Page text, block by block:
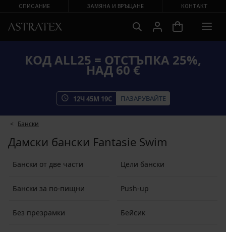
СПИСАНИЕ ЗАМЯНА И ВРЪЩАНЕ КОНТАКТ
КОД ALL25 = ОТСТЪПКА 25%,
НАД 60 €
12Ч 45М 18С ПАЗАРУВАЙТЕ
Бански
Дамски бански Fantasie Swim
Бански от две части Цели бански
Бански за по-пищни Push-up
Без презрамки Бейсик